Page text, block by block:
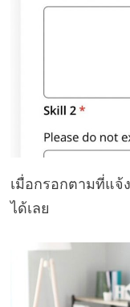
เมื่อกรอกตามที่แจ้
ได้เลย